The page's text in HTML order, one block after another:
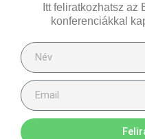
Itt feliratkozhatsz az
konferenciákkal